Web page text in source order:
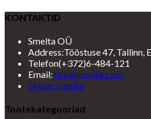
KONTAKTID
Smelta OÜ
Address:Tööstuse 47, Tallinn,
Telefon(+372)6-484-121
Email:info@smelta.comOpens
Skype: smeltaOpens
your
Tootekategooriad